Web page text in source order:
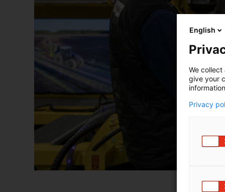
English
We
give your
Privacy